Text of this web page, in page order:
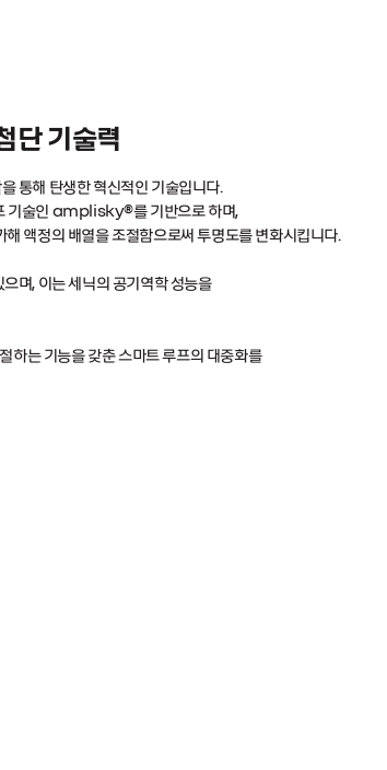
단 기술력
해 탄생한 혁신적인 기술입니다.
술인 amplisky®를 기반으로 하며,
액정의 배열을 조절함으로써 투명도를 변화시킵니다.
며, 이는 세닉의 공기역학 성능을
하는 기능을 갖춘 스마트 루프의 대중화를